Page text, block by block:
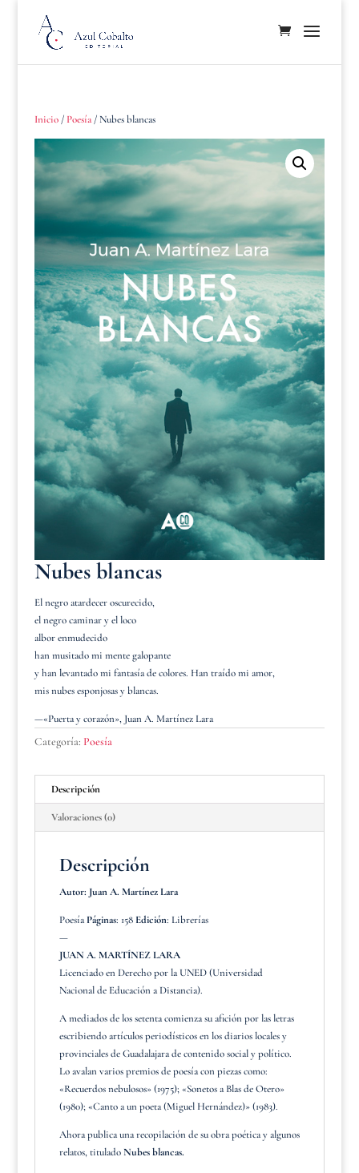
Inicio/ Poesía/ Nubes blancas
Nubes blancas
El negro atardecer oscurecido,
el negro caminar y el loco
albor enmudecido
han musitado mi mente galopante
y han levantado mi fantasía de colores. Han traído mi amor,
mis nubes esponjosas y blancas.
—«Puerta y corazón», Juan A. Martínez Lara
Categoría: Poesía
Descripción
Valoraciones (0)
Descripción
Autor: Juan A. Martínez Lara
PoesíaPáginas: 158 Edición: Librerías
—
JUAN A. MARTÍNEZ LARA
Licenciado en Derecho por la UNED (Universidad
Nacional de Educación a Distancia).
A mediados de los setenta comienza su afición por las letras
escribiendo artículos periodísticos en los diarios locales y
provinciales de Guadalajara de contenido social y político.
Lo avalan varios premios de poesía con piezas como:
«Recuerdos nebulosos» (1975); «Sonetos a Blas de Otero»
(1980); «Canto a un poeta (Miguel Hernández)» (1983).
Ahora publica una recopilación de su obra poética y algunos
relatos, tituladoNubes blancas.